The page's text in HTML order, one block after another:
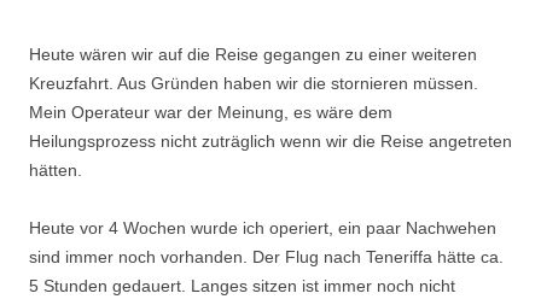
Heute wären wir auf die Reise gegangen zu einer weiteren
Kreuzfahrt. Aus Gründen haben wir die stornieren müssen.
Mein Operateur war der Meinung, es wäre dem
Heilungsprozess nicht zuträglich wenn wir die Reise angetreten
hätten.
Heute vor 4 Wochen wurde ich operiert, ein paar Nachwehen
sind immer noch vorhanden. Der Flug nach Teneriffa hätte ca.
5 Stunden gedauert. Langes sitzen ist immer noch nicht